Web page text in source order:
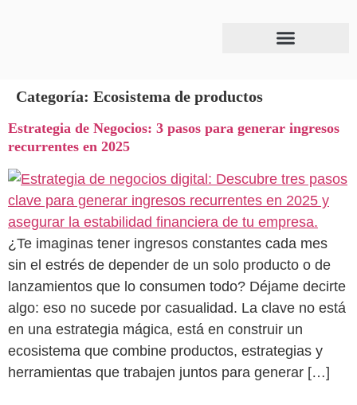
Categoría: Ecosistema de productos
Estrategia de Negocios: 3 pasos para generar ingresos
recurrentes en 2025
¿Te imaginas tener ingresos constantes cada mes
sin el estrés de depender de un solo producto o de
lanzamientos que lo consumen todo? Déjame decirte
algo: eso no sucede por casualidad. La clave no está
en una estrategia mágica, está en construir un
ecosistema que combine productos, estrategias y
herramientas que trabajen juntos para generar […]